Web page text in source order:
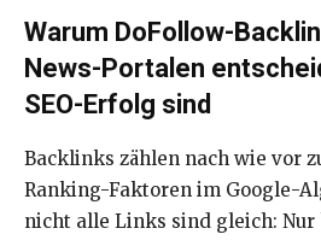
Warum DoFollow-
News-Portalen
SEO-Erfolg sind
Backlinks zählen nach wie vor
Ranking-Faktoren im Google-
nicht alle Links sind gleich: